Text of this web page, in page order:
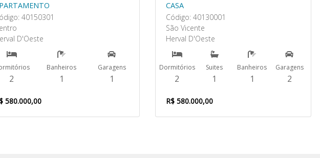
40150301
D'Oeste
2
Banheiros
1
Garagens
1
580.000,00
CASA
Código: 40130001
São Vicente
Herval D'Oeste
Dormitórios
2
Suites
1
Banheiros
1
Garagens
2
R$ 580.000,00